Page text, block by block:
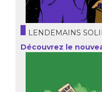
LENDEMAINS
Découvrez le